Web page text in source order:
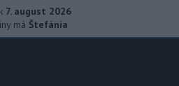
7. august 2026
má Štefánia